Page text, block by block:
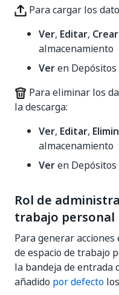
Para cargar los
Ver, Editar, Crear
almacenamiento
Veren
Para eliminar los
la descarga:
Ver, Editar,
almacenamiento
Veren
Rol de
trabajo personal
Para generar
de espacio de trabajo
la bandeja de entrada
añadido por defecto